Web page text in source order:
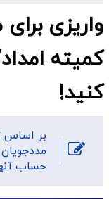
واریزی
کمیته
کنید!
بر اساس
حساب